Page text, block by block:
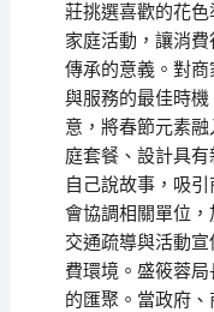
莊挑選喜歡的花
家庭活動，讓消
傳承的意義。對
與服務的最佳時
意，將春節元素
庭套餐、設計具
自己說故事，吸
會協調相關單位，
交通疏導與活動
費環境。盛筱蓉
的匯聚。當政府、